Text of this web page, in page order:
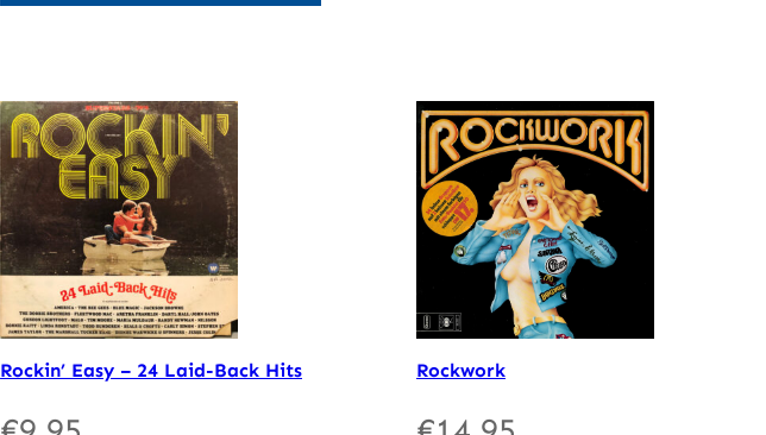
Rockin’ Easy – 24 Laid-Back Hits Rockwork